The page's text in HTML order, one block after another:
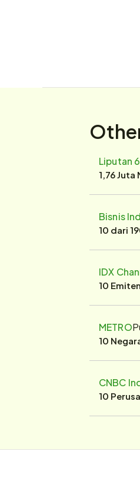
Liputan 6
1,76
Bisnis
10 dari
IDX
10
METRO
10
CNBC
10